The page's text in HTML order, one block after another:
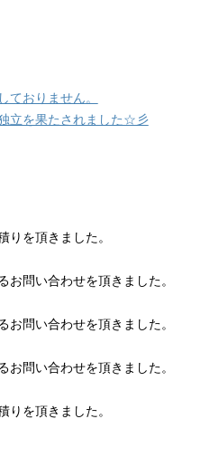
ておりません。
立を果たされました☆彡
りを頂きました。
お問い合わせを頂きました。
お問い合わせを頂きました。
お問い合わせを頂きました。
りを頂きました。